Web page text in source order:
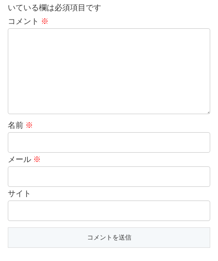
いている欄は必須項目です
コメント ※
名前 ※
メール ※
サイト